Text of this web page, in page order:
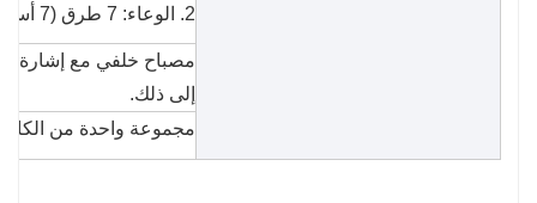
2. الوعاء: 7 طرق (7 أسلاك)
مصباح خلفي مع إشارة
إلى ذلك.
مجموعة واحدة من الكابلات